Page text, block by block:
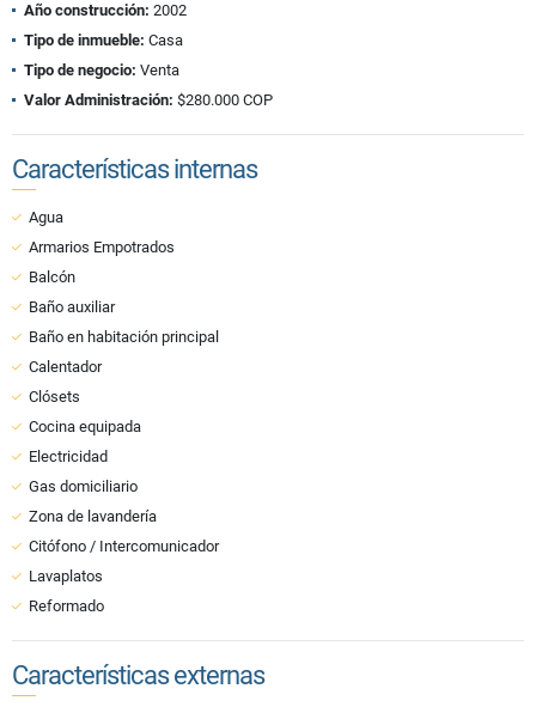
Año construcción: 2002
Tipo de inmueble: Casa
Tipo de negocio: Venta
Valor Administración: $280.000 COP
Características internas
Agua
Armarios Empotrados
Balcón
Baño auxiliar
Baño en habitación principal
Calentador
Clósets
Cocina equipada
Electricidad
Gas domiciliario
Zona de lavandería
Citófono / Intercomunicador
Lavaplatos
Reformado
Características externas